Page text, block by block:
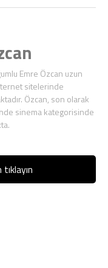
Emre Özcan uzun
sitelerinde
Özcan, son olarak
sinema kategorisinde